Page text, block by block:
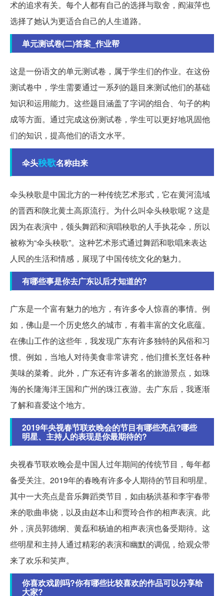
术的追求有关。每个人都有自己的选择与取舍，阎淑萍也
选择了她认为更适合自己的人生道路。
单元测试卷(二)答案_作业帮
这是一份语文的单元测试卷，属于学生们的作业。在这份
测试卷中，学生需要通过一系列的题目来测试他们的基础
知识和运用能力。这些题目涵盖了字词的组合、句子的构
成等方面。通过完成这份测试卷，学生可以更好地巩固他
们的知识，提高他们的语文水平。
伞头秧歌名称由来
伞头秧歌是中国北方的一种传统艺术形式，它在黄河流域
的晋西和陕北黄土高原流行。为什么叫伞头秧歌呢？这是
因为在表演中，领头舞蹈和演唱秧歌的人手执花伞，所以
被称为“伞头秧歌”。这种艺术形式通过舞蹈和歌唱来表达
人民的生活和情感，展现了中国传统文化的魅力。
有哪些事是你去广东以后才知道的?
广东是一个富有魅力的地方，有许多令人惊喜的事情。例
如，佛山是一个历史悠久的城市，有着丰富的文化底蕴。
在佛山工作的这些年，我发现广东有许多独特的风俗和习
惯。例如，当地人对待美食非常讲究，他们擅长烹饪各种
美味的菜肴。此外，广东还有许多著名的旅游景点，如珠
海的长隆海洋王国和广州的珠江夜游。去广东后，我逐渐
了解和喜爱这个地方。
2019年央视春节联欢晚会的节目有哪些亮点?哪些
明星、主持人的表现是你最期待的?
央视春节联欢晚会是中国人过年期间的传统节目，每年都
备受关注。2019年的春晚有许多令人期待的节目和明星。
其中一大亮点是音乐舞蹈类节目，如由杨洪基和李宇春带
来的歌曲串烧，以及由赵本山和贾玲合作的相声表演。此
外，演员郭德纲、黄磊和杨迪的相声表演也备受期待。这
些明星和主持人通过精彩的表演和幽默的调侃，给观众带
来了欢乐和笑声。
你喜欢戏剧吗?你有哪些比较喜欢的作品可以分享给
大家?